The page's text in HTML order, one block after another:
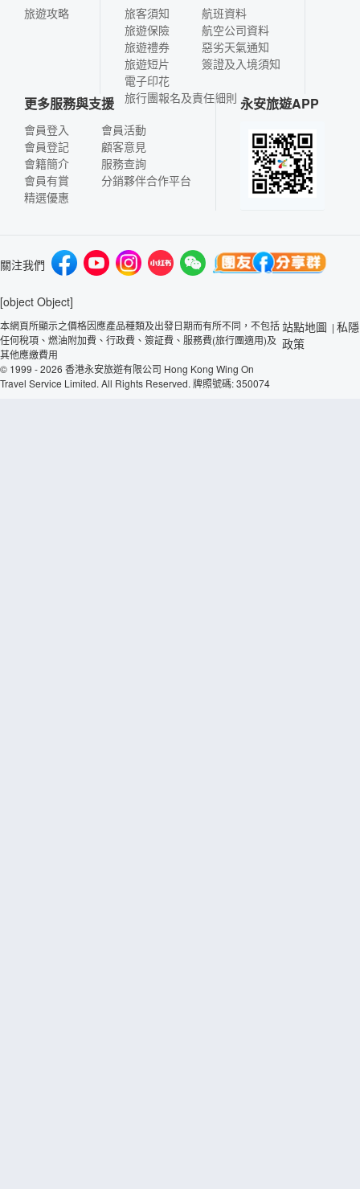
旅遊攻略
旅客須知
旅遊保險
旅遊禮券
旅遊短片
電子印花
航班資料
航空公司資料
惡劣天氣通知
簽證及入境須知
旅行團報名及責任細則
更多服務與支援
會員登入
會員登記
會籍簡介
會員有賞
精選優惠
會員活動
顧客意見
服務查詢
分銷夥伴合作平台
永安旅遊APP
關注我們
[object Object]
本網頁所顯示之價格因應產品種類及出發日期而有所不同，不包括
任何稅項、燃油附加費、行政費、簽証費、服務費(旅行團適用)及
其他應繳費用
© 1999 - 2026 香港永安旅遊有限公司 Hong Kong Wing On
Travel Service Limited. All Rights Reserved. 牌照號碼: 350074
站點地圖 | 私隱
政策